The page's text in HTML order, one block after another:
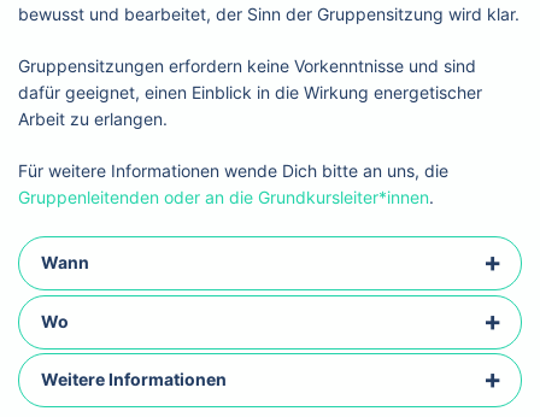
bewusst und bearbeitet, der Sinn der Gruppensitzung wird klar.
Gruppensitzungen erfordern keine Vorkenntnisse und sind
dafür geeignet, einen Einblick in die Wirkung energetischer
Arbeit zu erlangen.
Für weitere Informationen wende Dich bitte an uns, die
Gruppenleitenden oder an die Grundkursleiter*innen.
Wann
Wo
Weitere Informationen